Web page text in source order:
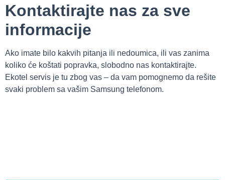
Kontaktirajte nas za sve
informacije
Ako imate bilo kakvih pitanja ili nedoumica, ili vas zanima
koliko će koštati popravka, slobodno nas kontaktirajte.
Ekotel servis je tu zbog vas – da vam pomognemo da rešite
svaki problem sa vašim Samsung telefonom.